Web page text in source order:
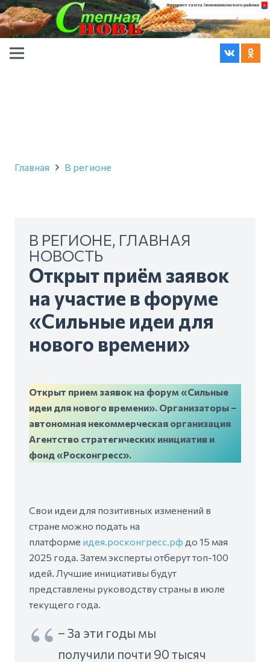
Главная В регионе
В РЕГИОНЕ, ГЛАВНАЯ
НОВОСТЬ
Открыт приём заявок
на участие в форуме
«Сильные идеи для
нового времени»
Открыт прием заявок на форум «Сильные
идеи для нового времени». Организаторы –
автономная некоммерческая организация
Агентство стратегических инициатив и
фонд «Росконгресс».
Свои идеи для позитивных изменений в
стране можно подать на
платформе идея.росконгресс.рф до 15 мая
2025 года. Затем эксперты отберут топ-100
идей. Лучшие инициативы будут
представлены руководству страны в июле
текущего года.
– За эти годы мы
получили почти 90 тысяч